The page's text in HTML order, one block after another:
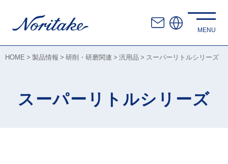
HOME 製品情報 研削・研磨関連 汎用品 スーパーリトルシリーズ
スーパーリトルシリーズ